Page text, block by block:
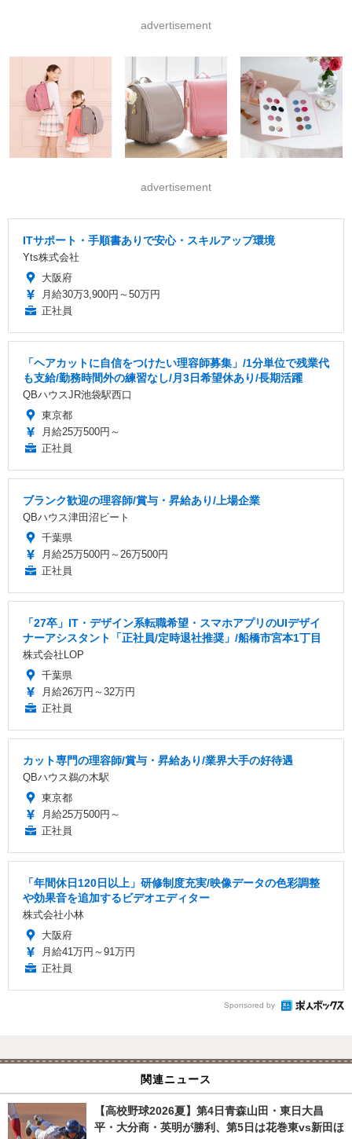
advertisement
advertisement
ITサポート・手順書ありで安心・スキルアップ環境
Yts株式会社
大阪府
月給30万3,900円～50万円
正社員
「ヘアカットに自信をつけたい理容師募集」/1分単位で残業代
も支給/勤務時間外の練習なし/月3日希望休あり/長期活躍
QBハウスJR池袋駅西口
東京都
月給25万500円～
正社員
ブランク歓迎の理容師/賞与・昇給あり/上場企業
QBハウス津田沼ビート
千葉県
月給25万500円～26万500円
正社員
「27卒」IT・デザイン系転職希望・スマホアプリのUIデザイ
ナーアシスタント「正社員/定時退社推奨」/船橋市宮本1丁目
株式会社LOP
千葉県
月給26万円～32万円
正社員
カット専門の理容師/賞与・昇給あり/業界大手の好待遇
QBハウス鵜の木駅
東京都
月給25万500円～
正社員
「年間休日120日以上」研修制度充実/映像データの色彩調整
や効果音を追加するビデオエディター
株式会社小林
大阪府
月給41万円～91万円
正社員
Sponsored by
関連ニュース
【高校野球2026夏】第4日青森山田・東日大昌
平・大分商・英明が勝利、第5日は花巻東vs新田ほ